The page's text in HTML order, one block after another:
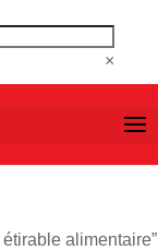
×
alimentaire”